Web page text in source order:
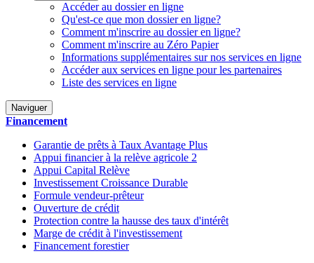
Accéder au dossier en ligne
Qu'est-ce que mon dossier en ligne?
Comment m'inscrire au dossier en ligne?
Comment m'inscrire au Zéro Papier
Informations supplémentaires sur nos services en ligne
Accéder aux services en ligne pour les partenaires
Liste des services en ligne
Naviguer
Financement
Garantie de prêts à Taux Avantage Plus
Appui financier à la relève agricole 2
Appui Capital Relève
Investissement Croissance Durable
Formule vendeur-prêteur
Ouverture de crédit
Protection contre la hausse des taux d'intérêt
Marge de crédit à l'investissement
Financement forestier